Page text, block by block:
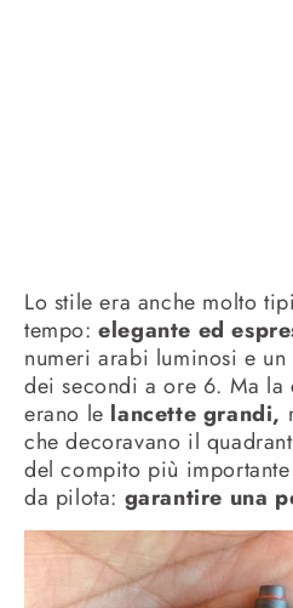
Lo stile era anche molto
tempo:elegante ed
numeri arabi luminosi e
dei secondi a ore 6. Ma la
erano le lancette grandi,
che decoravano il
del compito più
da pilota: garantire una